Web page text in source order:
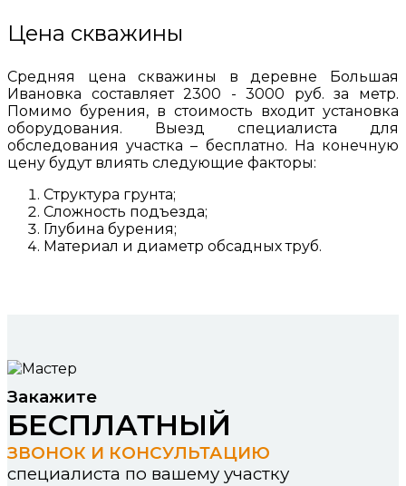
Цена скважины
Средняя цена скважины в деревне Большая
Ивановка составляет 2300 - 3000 руб. за метр.
Помимо бурения, в стоимость входит установка
оборудования. Выезд специалиста для
обследования участка – бесплатно. На конечную
цену будут влиять следующие факторы:
Структура грунта;
Сложность подъезда;
Глубина бурения;
Материал и диаметр обсадных труб.
Закажите
БЕСПЛАТНЫЙ
ЗВОНОК И КОНСУЛЬТАЦИЮ
специалиста по вашему участку